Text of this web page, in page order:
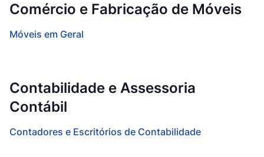
Comércio e Fabricação de Móveis
Móveis em Geral
Contabilidade e Assessoria
Contábil
Contadores e Escritórios de Contabilidade